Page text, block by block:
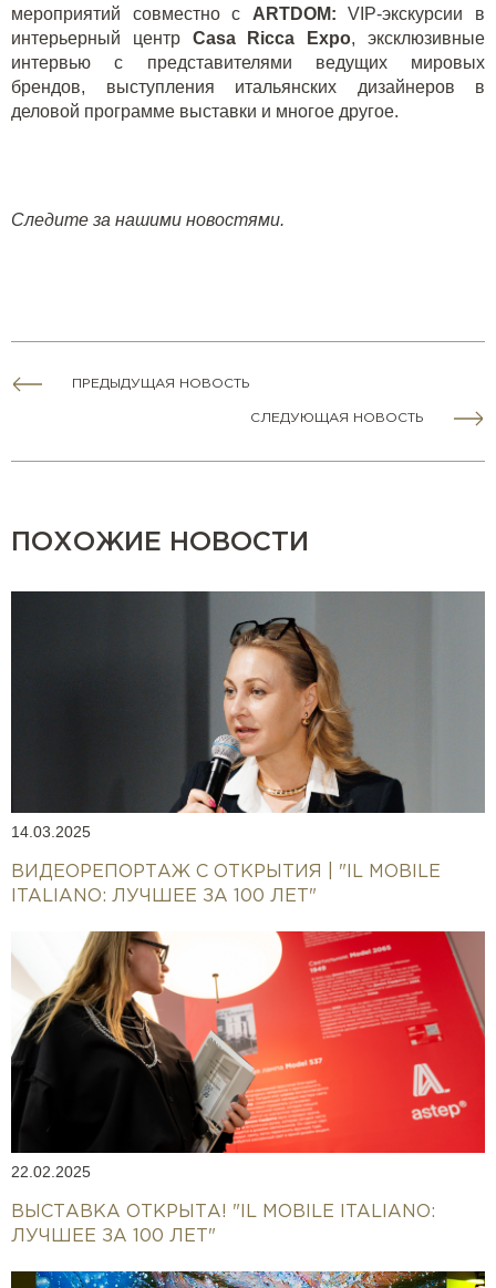
мероприятий совместно с ARTDOM: VIP-экскурсии в
интерьерный центр Casa Ricca Expo, эксклюзивные
интервью с представителями ведущих мировых
брендов, выступления итальянских дизайнеров в
деловой программе выставки и многое другое.
Следите за нашими новостями.
ПРЕДЫДУЩАЯ НОВОСТЬ
СЛЕДУЮЩАЯ НОВОСТЬ
ПОХОЖИЕ НОВОСТИ
14.03.2025
ВИДЕОРЕПОРТАЖ С ОТКРЫТИЯ | "IL MOBILE
ITALIANO: ЛУЧШЕЕ ЗА 100 ЛЕТ"
22.02.2025
ВЫСТАВКА ОТКРЫТА! "IL MOBILE ITALIANO:
ЛУЧШЕЕ ЗА 100 ЛЕТ"